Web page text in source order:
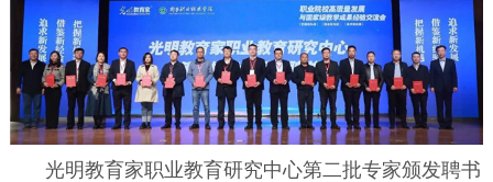
光明教育家职业教育研究中心第二批专家颁发聘书